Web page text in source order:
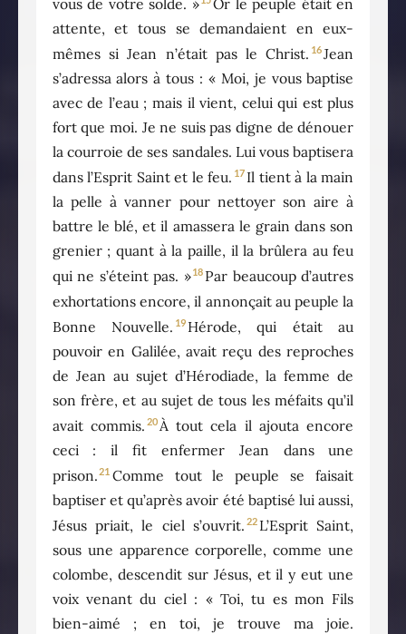
attente, et tous se demandaient en eux-
mêmes si Jean n’était pas le Christ. 16Jean
s’adressa alors à tous : « Moi, je vous baptise
avec de l’eau ; mais il vient, celui qui est plus
fort que moi. Je ne suis pas digne de dénouer
la courroie de ses sandales. Lui vous baptisera
dans l’Esprit Saint et le feu. 17 Il tient à la main
la pelle à vanner pour nettoyer son aire à
battre le blé, et il amassera le grain dans son
grenier ; quant à la paille, il la brûlera au feu
qui ne s’éteint pas. »18 Par beaucoup d’autres
exhortations encore, il annonçait au peuple la
Bonne Nouvelle. 19 Hérode, qui était au
pouvoir en Galilée, avait reçu des reproches
de Jean au sujet d’Hérodiade, la femme de
son frère, et au sujet de tous les méfaits qu’il
avait commis. 20À tout cela il ajouta encore
ceci : il fit enfermer Jean dans une
prison.21 Comme tout le peuple se faisait
baptiser et qu’après avoir été baptisé lui aussi,
Jésus priait, le ciel s’ouvrit. 22 L’Esprit Saint,
sous une apparence corporelle, comme une
colombe, descendit sur Jésus, et il y eut une
voix venant du ciel : « Toi, tu es mon Fils
bien-aimé ; en toi, je trouve ma joie.